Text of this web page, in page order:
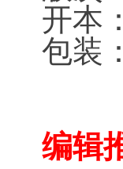
开本
包装
编辑